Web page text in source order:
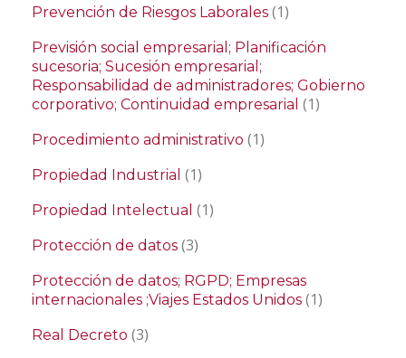
Prevención de Riesgos Laborales (1)
Previsión social empresarial; Planificación
sucesoria; Sucesión empresarial;
Responsabilidad de administradores; Gobierno
corporativo; Continuidad empresarial (1)
Procedimiento administrativo (1)
Propiedad Industrial (1)
Propiedad Intelectual (1)
Protección de datos (3)
Protección de datos; RGPD; Empresas
internacionales ;Viajes Estados Unidos (1)
Real Decreto (3)